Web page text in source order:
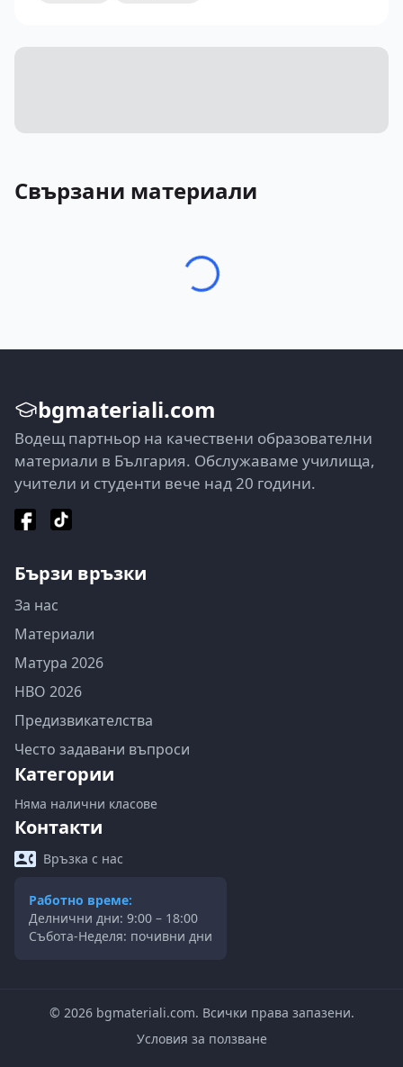
Свързани материали
bgmateriali.com
Водещ партньор на качествени образователни
материали в България. Обслужаваме училища,
учители и студенти вече над 20 години.
Бързи връзки
За нас
Материали
Матура 2026
НВО 2026
Предизвикателства
Често задавани въпроси
Категории
Няма налични класове
Контакти
Връзка с нас
Работно време:
Делнични дни: 9:00 – 18:00
Събота-Неделя: почивни дни
© 2026bgmateriali.com. Всички права запазени.
Условия за ползване